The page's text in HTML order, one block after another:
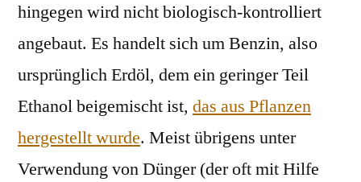
hingegen wird nicht biologisch-kontrolliert
angebaut. Es handelt sich um Benzin, also
ursprünglich Erdöl, dem ein geringer Teil
Ethanol beigemischt ist, das aus Pflanzen
hergestellt wurde. Meist übrigens unter
Verwendung von Dünger (der oft mit Hilfe